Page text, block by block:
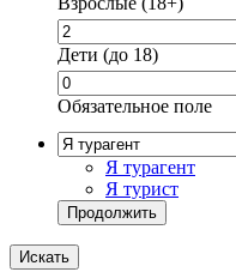
Дети (до 18)
Обязательное поле
Я турагент
Я турист
Продолжить
Искать